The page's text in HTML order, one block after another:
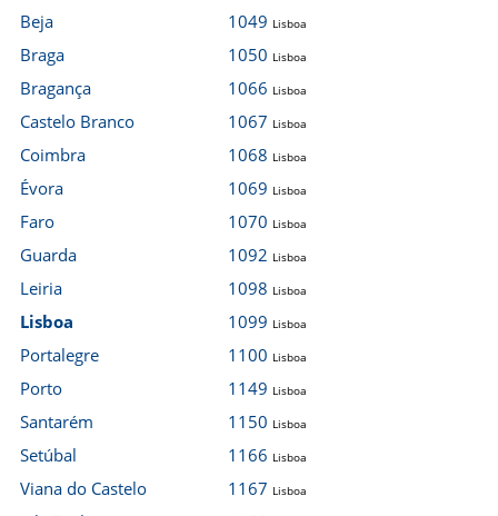
Beja
Braga
Bragança
Castelo Branco
Coimbra
Évora
Faro
Guarda
Leiria
Lisboa
Portalegre
Porto
Santarém
Setúbal
Viana do Castelo
1049 Lisboa
1050 Lisboa
1066 Lisboa
1067 Lisboa
1068 Lisboa
1069 Lisboa
1070 Lisboa
1092 Lisboa
1098 Lisboa
1099 Lisboa
1100 Lisboa
1149 Lisboa
1150 Lisboa
1166 Lisboa
1167 Lisboa